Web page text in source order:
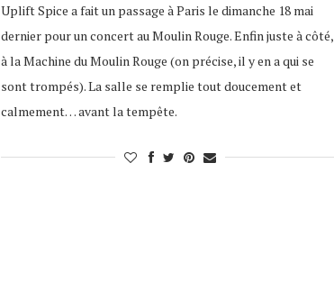
Uplift Spice a fait un passage à Paris le dimanche 18 mai
dernier pour un concert au Moulin Rouge. Enfin juste à côté,
à la Machine du Moulin Rouge (on précise, il y en a qui se
sont trompés). La salle se remplie tout doucement et
calmement… avant la tempête.